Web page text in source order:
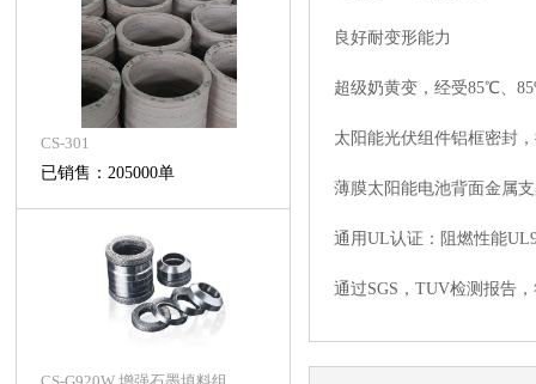
CS-301
已销售：205000单
良好耐变形能力
超级奶黄变，经受85℃、
太阳能光伏组件铝框密封
薄膜太阳能电池背面金属
通用UL认证：阻燃性能
通过SGS，TUV检测报告